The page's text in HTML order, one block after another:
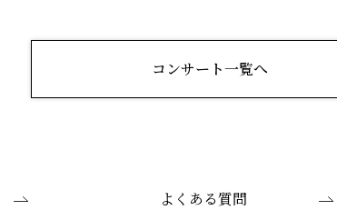
コンサート一覧へ
よくある質問